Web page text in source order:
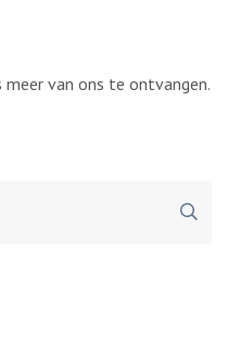
van ons te ontvangen.